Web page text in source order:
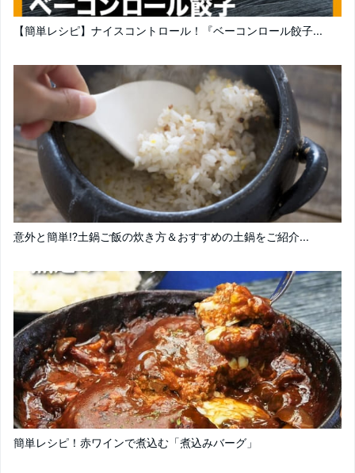
【簡単レシピ】ナイスコントロール！『ベーコンロール餃子...
意外と簡単!?土鍋ご飯の炊き方＆おすすめの土鍋をご紹介...
簡単レシピ！赤ワインで煮込む「煮込みバーグ」